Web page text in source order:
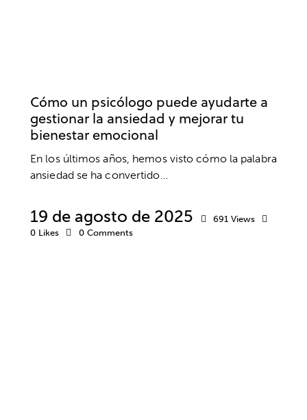
Cómo un psicólogo puede ayudarte a
gestionar la ansiedad y mejorar tu
bienestar emocional
En los últimos años, hemos visto cómo la palabra
ansiedad se ha convertido…
19 de agosto de 2025 691 Views
0 Likes 0 Comments